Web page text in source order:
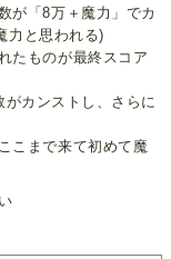
が「8万＋魔力」でカ
力と思われる)
たものが最終スコア
カンストし、さらに
こまで来て初めて魔